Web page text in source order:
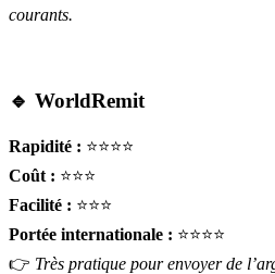
courants.
🔹 WorldRemit
Rapidité : ⭐⭐⭐⭐
Coût : ⭐⭐⭐
Facilité : ⭐⭐⭐
Portée internationale : ⭐⭐⭐⭐
👉 Très pratique pour envoyer de